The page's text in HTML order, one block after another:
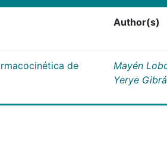
Author(s)
de
Mayén
Yerye